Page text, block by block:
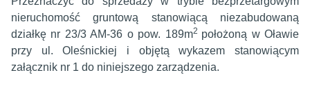
nieruchomość gruntową stanowiącą niezabudowaną
działkę nr 23/3 AM-36 o pow. 189m2 położoną w Oławie
przy ul. Oleśnickiej i objętą wykazem stanowiącym
załącznik nr 1 do niniejszego zarządzenia.